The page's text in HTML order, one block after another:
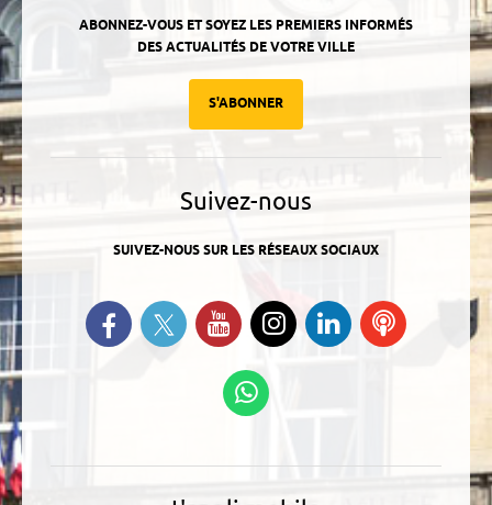
ABONNEZ-VOUS ET SOYEZ LES PREMIERS INFORMÉS
DES ACTUALITÉS DE VOTRE VILLE
S'ABONNER
Suivez-nous
SUIVEZ-NOUS SUR LES RÉSEAUX SOCIAUX
Retrouvez-nous sur Facebook
Suivez-nous sur Twitter
Suivez-nous sur YouTube
Suivez-nous sur
Instagram
Retrouvez-
nous sur
Ecoutez